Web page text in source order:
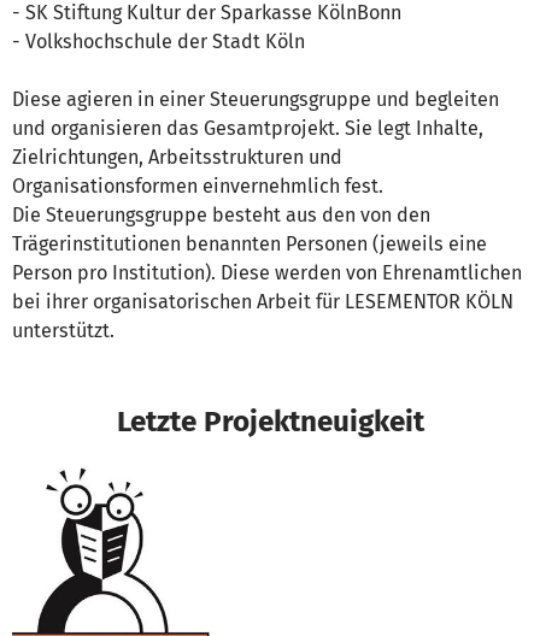
- SK Stiftung Kultur der Sparkasse KölnBonn
- Volkshochschule der Stadt Köln
Diese agieren in einer Steuerungsgruppe und begleiten
und organisieren das Gesamtprojekt. Sie legt Inhalte,
Zielrichtungen, Arbeitsstrukturen und
Organisationsformen einvernehmlich fest.
Die Steuerungsgruppe besteht aus den von den
Trägerinstitutionen benannten Personen (jeweils eine
Person pro Institution). Diese werden von Ehrenamtlichen
bei ihrer organisatorischen Arbeit für LESEMENTOR KÖLN
unterstützt.
Letzte Projektneuigkeit